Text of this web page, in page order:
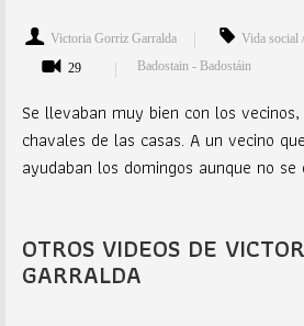
Victoria Gorriz Garralda
Vida social
29
Badostain - Badostáin
Se llevaban muy bien con los
chavales de las casas. A un vecino
ayudaban los domingos aunque no se
OTROS VIDEOS DE
GARRALDA